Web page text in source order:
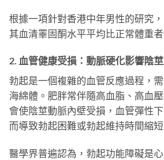
根據一項針對香港中年男性的研究
其血清睪固酮水平平均比正常體重者
2. 血管健康受損：動脈硬化影響陰
勃起是一個複雜的血管反應過程，
海綿體。肥胖常伴隨高血脂、高血
會使陰莖動脈內壁受損，血管彈性
而導致勃起困難或勃起維持時間縮短
醫學界普遍認為，勃起功能障礙是